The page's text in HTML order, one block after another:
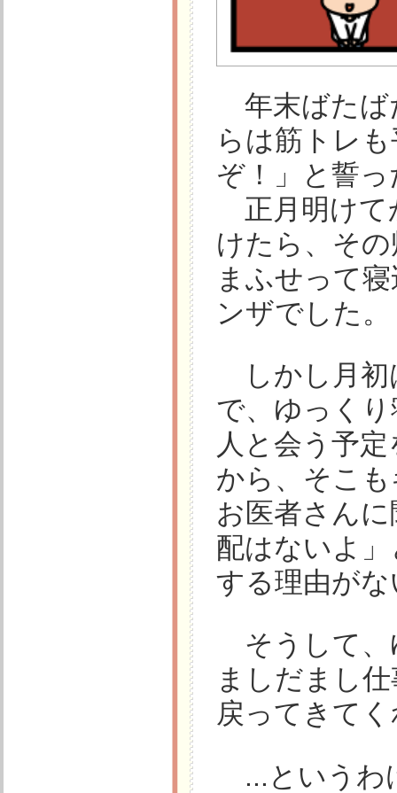
年末ばたば
らは筋トレ
ぞ！」と誓
正月明けて
けたら、そ
まふせって
ンザでした。
しかし月初
で、ゆっく
人と会う予
から、そこ
お医者さん
配はないよ
する理由が
そうして、
ましだまし
戻ってきて
...というわ